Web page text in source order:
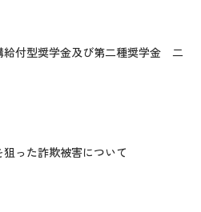
給付型奨学金及び第二種奨学金 二
狙った詐欺被害について